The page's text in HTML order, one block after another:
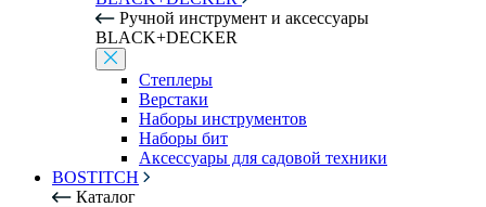
Ручной инструмент и аксессуары
BLACK+DECKER
Степлеры
Верстаки
Наборы инструментов
Наборы бит
Аксессуары для садовой техники
BOSTITCH
Каталог